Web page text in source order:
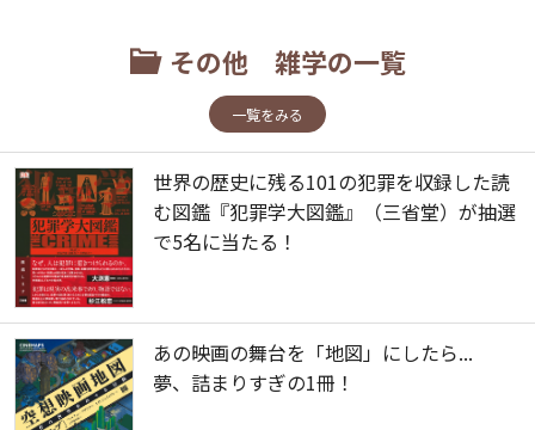
その他 雑学の一覧
一覧をみる
世界の歴史に残る101の犯罪を収録した読
む図鑑『犯罪学大図鑑』（三省堂）が抽選
で5名に当たる！
あの映画の舞台を「地図」にしたら...
夢、詰まりすぎの1冊！